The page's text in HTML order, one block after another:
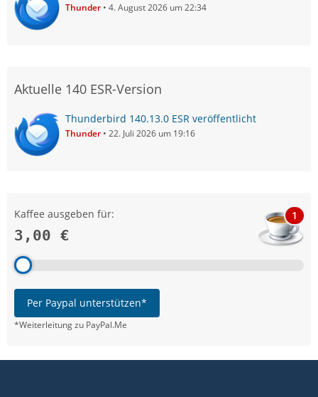
Thunder 4. August 2026 um 22:34
Aktuelle 140 ESR-Version
Thunderbird 140.13.0 ESR veröffentlicht
Thunder 22. Juli 2026 um 19:16
Kaffee ausgeben für:
3,00 €
1
Per Paypal unterstützen*
*Weiterleitung zu PayPal.Me